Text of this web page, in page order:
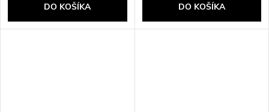
DO KOŠÍKA DO KOŠÍKA